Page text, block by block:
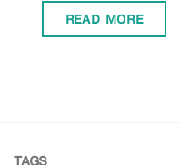
READ MORE